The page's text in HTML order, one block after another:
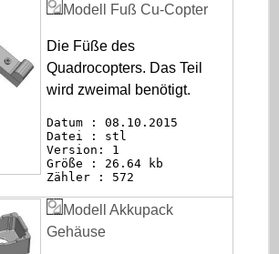
Modell Fuß Cu-Copter
Die Füße des
Quadrocopters. Das Teil
wird zweimal benötigt.
Datum : 08.10.2015
Datei : stl
Version: 1
Größe : 26.64 kb
Zähler : 572
Modell Akkupack
Gehäuse